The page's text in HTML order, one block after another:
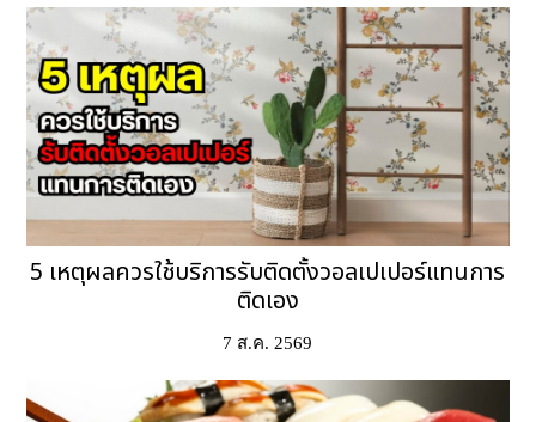
5 เหตุผลควรใช้บริการรับติดตั้งวอลเปเปอร์แทนการ
ติดเอง
7 ส.ค. 2569